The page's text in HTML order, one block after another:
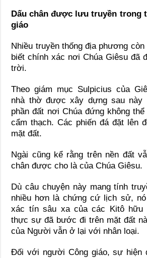
Dấu chân được lưu truyền trong
giáo
Nhiều truyền thống địa phương
biết chính xác nơi Chúa Giêsu đã
trời.
Theo giám mục Sulpicius của
nhà thờ được xây dựng sau này
phần đất nơi Chúa đứng không
cẩm thạch. Các phiến đá đặt lên
mặt đất.
Ngài cũng kể rằng trên nền đất
chân được cho là của Chúa Giêsu.
Dù câu chuyện này mang tính
nhiều hơn là chứng cứ lịch sử,
xác tín sâu xa của các Kitô hữu
thực sự đã bước đi trên mặt đất
của Người vẫn ở lại với nhân loại.
Đối với người Công giáo, sự hiện